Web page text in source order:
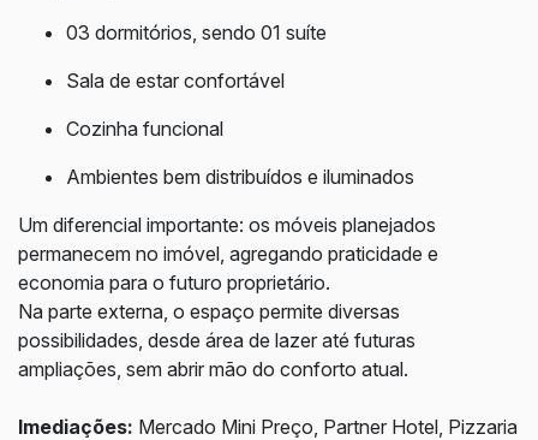
03 dormitórios, sendo 01 suíte
Sala de estar confortável
Cozinha funcional
Ambientes bem distribuídos e iluminados
Um diferencial importante: os móveis planejados
permanecem no imóvel, agregando praticidade e
economia para o futuro proprietário.
Na parte externa, o espaço permite diversas
possibilidades, desde área de lazer até futuras
ampliações, sem abrir mão do conforto atual.
Imediações: Mercado Mini Preço, Partner Hotel, Pizzaria